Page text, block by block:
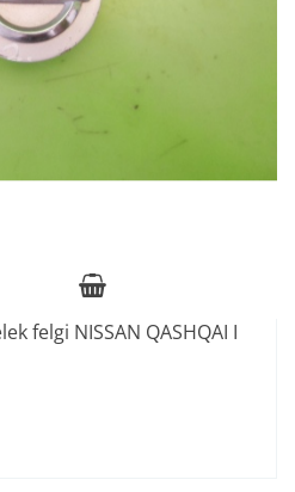
felgi NISSAN QASHQAI I